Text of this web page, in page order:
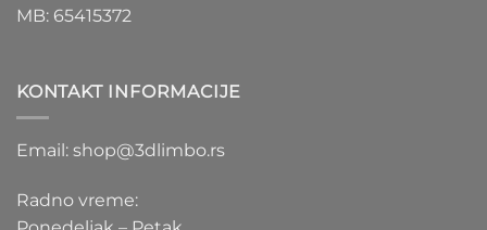
MB: 65415372
KONTAKT INFORMACIJE
Email: shop@3dlimbo.rs
Radno vreme: